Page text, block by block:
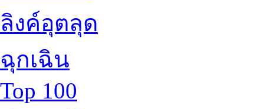
ลิงค์อุตลุด
ฉุกเฉิน
Top 100